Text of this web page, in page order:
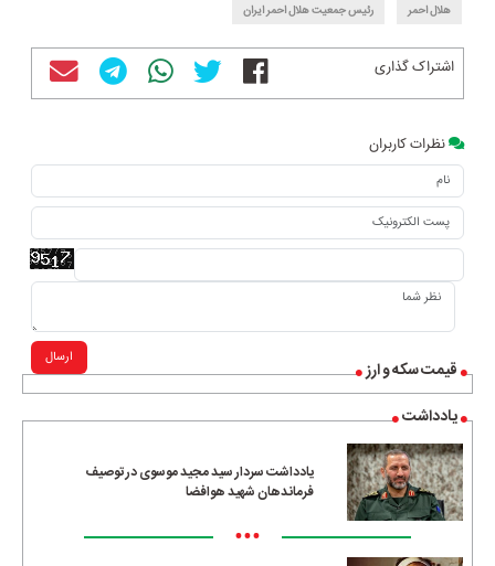
قیمت سکه و ارز
یادداشت
یادداشت سردار سید مجید موسوی در توصیف
فرماندهان شهید هوافضا
•••
هلال احمر رئیس جمعیت هلال احمر ایران
اشتراک گذاری
نظرات کاربران
ارسال